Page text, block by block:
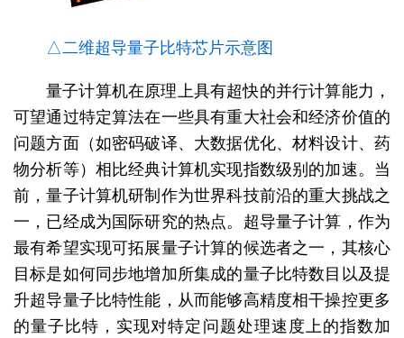
△二维超导量子比特芯片示意图
量子计算机在原理上具有超快的并行计算能力，
可望通过特定算法在一些具有重大社会和经济价值的
问题方面（如密码破译、大数据优化、材料设计、药
物分析等）相比经典计算机实现指数级别的加速。当
前，量子计算机研制作为世界科技前沿的重大挑战之
一，已经成为国际研究的热点。超导量子计算，作为
最有希望实现可拓展量子计算的候选者之一，其核心
目标是如何同步地增加所集成的量子比特数目以及提
升超导量子比特性能，从而能够高精度相干操控更多
的量子比特，实现对特定问题处理速度上的指数加